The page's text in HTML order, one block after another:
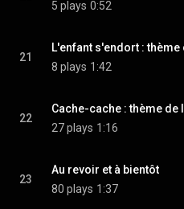
5 plays 0:52
21
L'enfant s'endort :
8 plays 1:42
22
Cache-cache : thème de
27 plays 1:16
23
Au revoir et à bientôt
80 plays 1:37